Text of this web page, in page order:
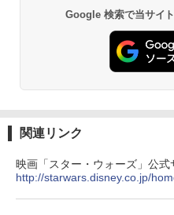
Google 検索で当サイ
関連リンク
映画「スター・ウォーズ」公式
http://starwars.disney.co.jp/